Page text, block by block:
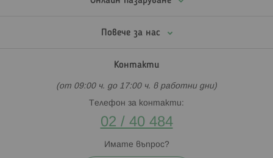
Повече за нас
Контакти
(от 09:00 ч. до 17:00 ч. в работни дни)
Телефон за контакти:
02 / 40 484
Имате въпрос?